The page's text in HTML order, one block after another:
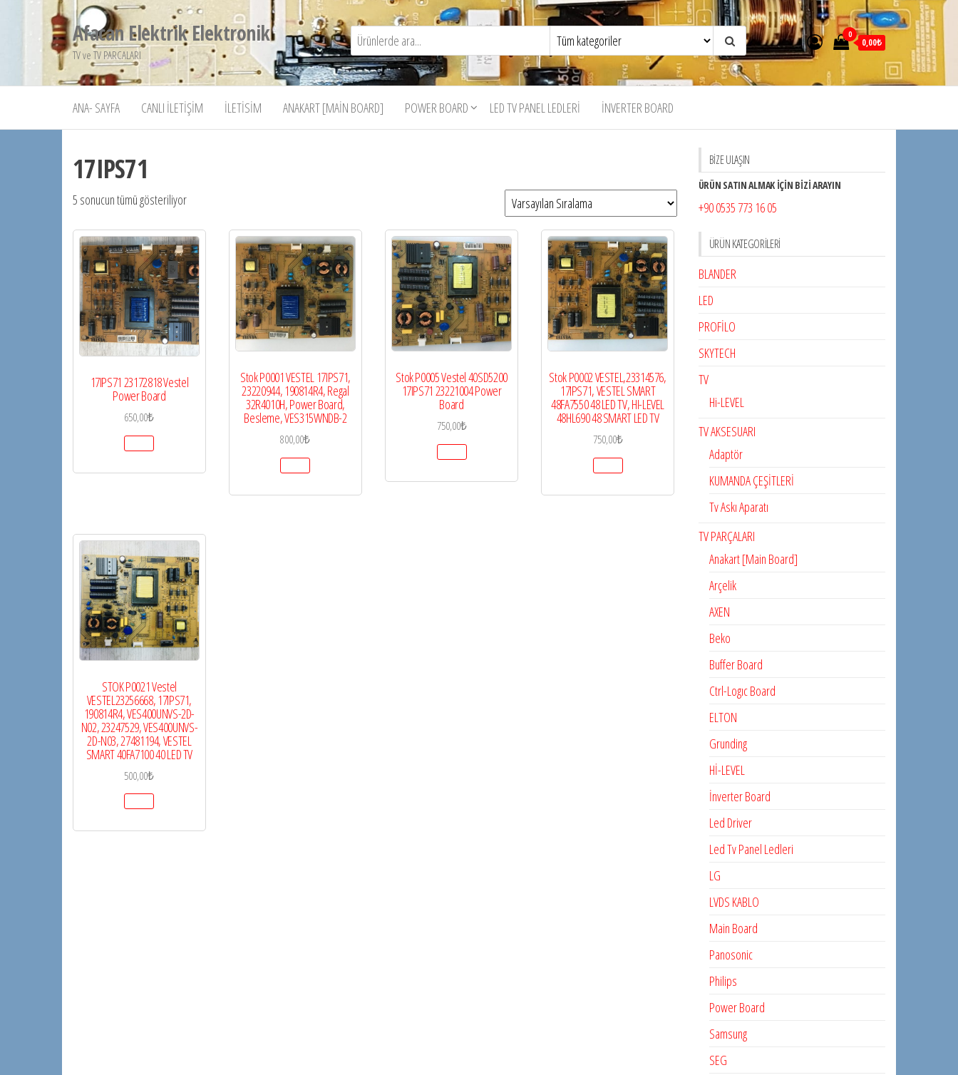
Afacan Elektrik Elektronik
TV ve TV PARCALARI
0
0,00₺
ANA- SAYFA CANLI İLETIŞIM İLETISIM ANAKART [MAIN BOARD] POWER BOARD LED TV PANEL LEDLERI İNVERTER BOARD
17IPS71
5 sonucun tümü gösteriliyor
17IPS71 23172818 Vestel
Power Board
650,00₺
Stok P0001 VESTEL 17IPS71,
23220944, 190814R4, Regal
32R4010H, Power Board,
Besleme, VES315WNDB-2
800,00₺
Stok P0005 Vestel 40SD5200
17IPS71 23221004 Power
Board
750,00₺
Stok P0002 VESTEL,23314576,
17IPS71, VESTEL SMART
48FA7550 48 LED TV, HI-LEVEL
48HL690 48 SMART LED TV
750,00₺
STOK P0021 Vestel
VESTEL23256668, 17IPS71,
190814R4, VES400UNVS-2D-
N02, 23247529, VES400UNVS-
2D-N03, 27481194, VESTEL
SMART 40FA7100 40 LED TV
500,00₺
BİZE ULAŞIN
ÜRÜN SATIN ALMAK İÇİN BİZİ ARAYIN
+90 0535 773 16 05
ÜRÜN KATEGORILERI
BLANDER
LED
PROFİLO
SKYTECH
TV
Hi-LEVEL
TV AKSESUARI
Adaptör
KUMANDA ÇEŞİTLERİ
Tv Askı Aparatı
TV PARÇALARI
Anakart [Main Board]
Arçelik
AXEN
Beko
Buffer Board
Ctrl-Logıc Board
ELTON
Grunding
Hİ-LEVEL
İnverter Board
Led Driver
Led Tv Panel Ledleri
LG
LVDS KABLO
Main Board
Panosonic
Philips
Power Board
Samsung
SEG